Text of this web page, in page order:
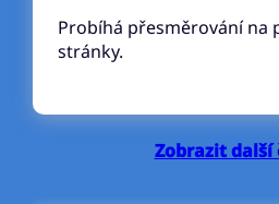
Probíhá přesměrování na
stránky.
Zobrazit další